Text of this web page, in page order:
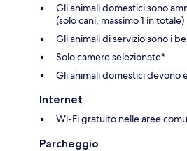
Gli animali domestici sono
(solo cani, massimo 1 in totale)
Gli animali di servizio sono i
Solo camere selezionate*
Gli animali domestici devono
Internet
Wi-Fi gratuito nelle aree
Parcheggio